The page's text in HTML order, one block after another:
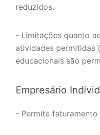
reduzidos.
- Limitações quanto
atividades permitidas
educacionais são
Empresário
- Permite faturamento